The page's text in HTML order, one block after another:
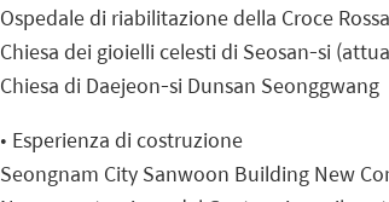
Ospedale di riabilitazione della Croce
Chiesa dei gioielli celesti di Seosan-si
Chiesa di Daejeon-si Dunsan Seonggwang
• Esperienza di costruzione
Seongnam City Sanwoon Building New